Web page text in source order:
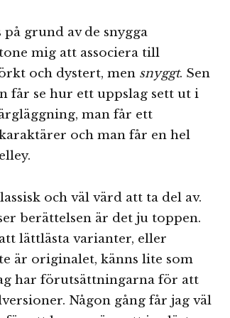
grund av de snygga
mig att associera till
och dystert, men snyggt. Sen
får se hur ett uppslag sett ut i
man får ett
och man får en hel
och väl värd att ta del av.
berättelsen är det ju toppen.
lättlästa varianter, eller
är originalet, känns lite som
har förutsättningarna för att
Någon gång får jag väl